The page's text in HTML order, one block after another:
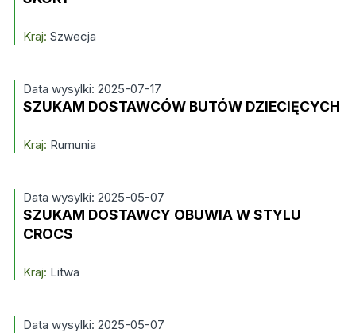
Kraj: Szwecja
Data wysylki: 2025-07-17
SZUKAM DOSTAWCÓW BUTÓW DZIECIĘCYCH
Kraj: Rumunia
Data wysylki: 2025-05-07
SZUKAM DOSTAWCY OBUWIA W STYLU
CROCS
Kraj: Litwa
Data wysylki: 2025-05-07